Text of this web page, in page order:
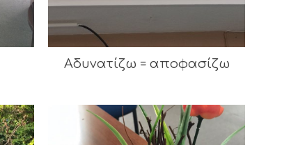
Αδυνατίζω = αποφασίζω